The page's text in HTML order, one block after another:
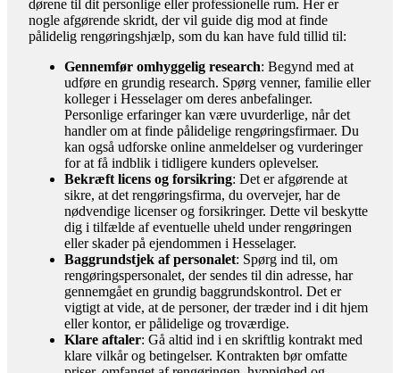
dørene til dit personlige eller professionelle rum. Her er
nogle afgørende skridt, der vil guide dig mod at finde
pålidelig rengøringshjælp, som du kan have fuld tillid til:
Gennemfør omhyggelig research: Begynd med at
udføre en grundig research. Spørg venner, familie eller
kolleger i Hesselager om deres anbefalinger.
Personlige erfaringer kan være uvurderlige, når det
handler om at finde pålidelige rengøringsfirmaer. Du
kan også udforske online anmeldelser og vurderinger
for at få indblik i tidligere kunders oplevelser.
Bekræft licens og forsikring: Det er afgørende at
sikre, at det rengøringsfirma, du overvejer, har de
nødvendige licenser og forsikringer. Dette vil beskytte
dig i tilfælde af eventuelle uheld under rengøringen
eller skader på ejendommen i Hesselager.
Baggrundstjek af personalet: Spørg ind til, om
rengøringspersonalet, der sendes til din adresse, har
gennemgået en grundig baggrundskontrol. Det er
vigtigt at vide, at de personer, der træder ind i dit hjem
eller kontor, er pålidelige og troværdige.
Klare aftaler: Gå altid ind i en skriftlig kontrakt med
klare vilkår og betingelser. Kontrakten bør omfatte